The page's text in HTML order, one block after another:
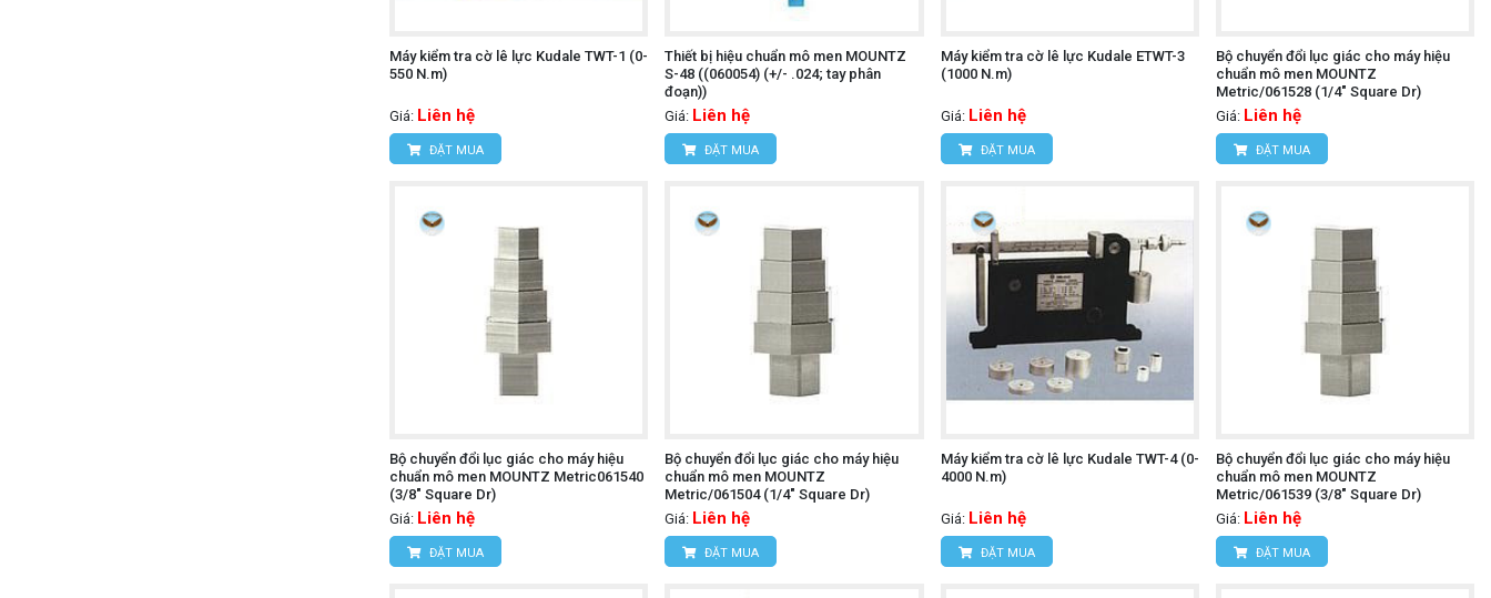
Máy kiểm tra cờ lê lực Kudale TWT-1 (0-
550 N.m)
Giá: Liên hệ
ĐẶT MUA
Thiết bị hiệu chuẩn mô men MOUNTZ
S-48 ((060054) (+/- .024; tay phân
đoạn))
Giá: Liên hệ
ĐẶT MUA
Máy kiểm tra cờ lê lực Kudale ETWT-3
(1000 N.m)
Giá: Liên hệ
ĐẶT MUA
Bộ chuyển đổi lục giác cho máy hiệu
chuẩn mô men MOUNTZ
Metric/061528 (1/4" Square Dr)
Giá: Liên hệ
ĐẶT MUA
Bộ chuyển đổi lục giác cho máy hiệu
chuẩn mô men MOUNTZ Metric061540
(3/8" Square Dr)
Giá: Liên hệ
ĐẶT MUA
Bộ chuyển đổi lục giác cho máy hiệu
chuẩn mô men MOUNTZ
Metric/061504 (1/4" Square Dr)
Giá: Liên hệ
ĐẶT MUA
Máy kiểm tra cờ lê lực Kudale TWT-4 (0-
4000 N.m)
Giá: Liên hệ
ĐẶT MUA
Bộ chuyển đổi lục giác cho máy hiệu
chuẩn mô men MOUNTZ
Metric/061539 (3/8" Square Dr)
Giá: Liên hệ
ĐẶT MUA